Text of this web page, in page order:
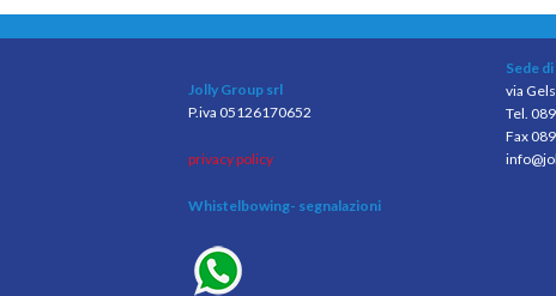
Jolly Group srl
P.iva 05126170652
privacy policy
Whistelbowing- segnalazioni
Sede
via
Tel.
Fax